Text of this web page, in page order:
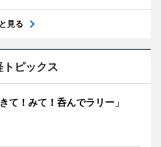
見る
トピックス
て！みて！呑んでラリー」